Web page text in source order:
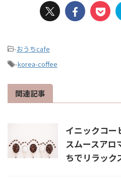
-おうちcafe
-korea-coffee
関連記事
イニックコー
スムースアロ
ちでリラック